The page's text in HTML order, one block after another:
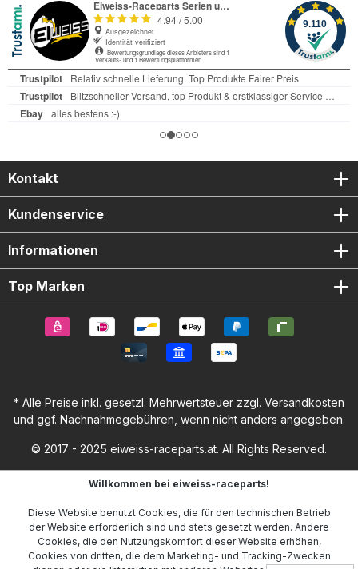
Kontakt
Kundenservice
Informationen
Top Marken
* Alle Preise inkl. gesetzl. Mehrwertsteuer zzgl. Versandkosten
und ggf. Nachnahmegebühren, wenn nicht anders angegeben.
© 2017 - 2025 eiweiss-raceparts.at. All Rights Reserved.
Willkommen bei eiweiss-raceparts!
Diese Website benutzt Cookies, die für den technischen Betrieb
der Website erforderlich sind und stets gesetzt werden. Andere
Cookies, die den Nutzungskomfort dieser Website erhöhen,
Cookies von dritten, die dem Marketing- und Tracking-Zwecken